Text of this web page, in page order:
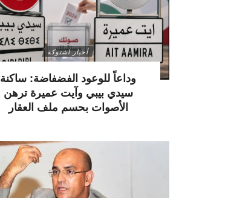
أخبار اشتوكة
وداعاً للوعود الفضفاضة: ساكنة
سيدي بيبي وآيت عميرة ترهن
الأصوات بحسم ملف العقار